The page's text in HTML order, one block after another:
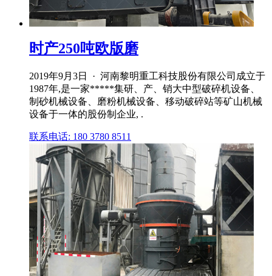
时产250吨欧版磨
2019年9月3日 · 河南黎明重工科技股份有限公司成立于
1987年,是一家*****集研、产、销大中型破碎机设备、
制砂机械设备、磨粉机械设备、移动破碎站等矿山机械
设备于一体的股份制企业, .
联系电话: 180 3780 8511